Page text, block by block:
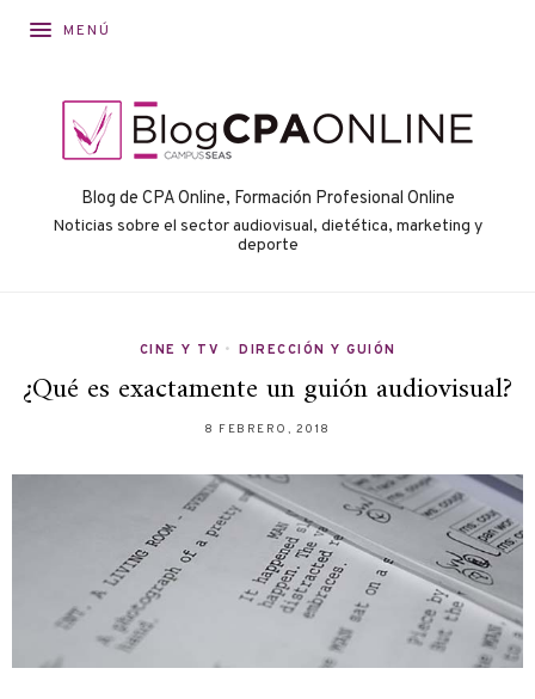
MENÚ
Blog de CPA Online, Formación Profesional Online
Noticias sobre el sector audiovisual, dietética, marketing y
deporte
CINE Y TV • DIRECCIÓN Y GUIÓN
¿Qué es exactamente un guión audiovisual?
8 FEBRERO, 2018